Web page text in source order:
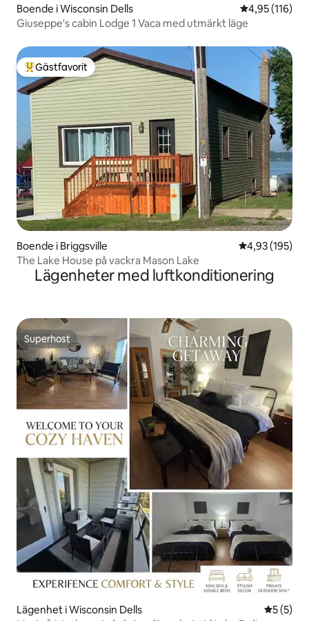
Boende i Wisconsin Dells 4,95 av 5 i
4,95 (116)
Giuseppe's cabin Lodge 1 Vaca med utmärkt läge
Populär gästfavorit
Gästfavorit
Boende i Briggsville 4,93 av 5 i
4,93 (195)
The Lake House på vackra Mason Lake
Lägenheter med luftkonditionering
Superhost
Superhost
Lägenhet i Wisconsin Dells 5 av 5 i
5 (5)